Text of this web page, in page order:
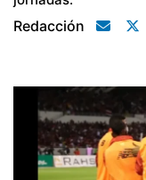
Redacción